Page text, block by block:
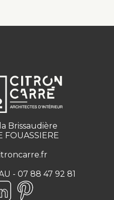
Brissaudière
FOUASSIERE
- 07 88 47 92 81
sur Instagram
nous sur LinkedIn
Suivez-nous sur